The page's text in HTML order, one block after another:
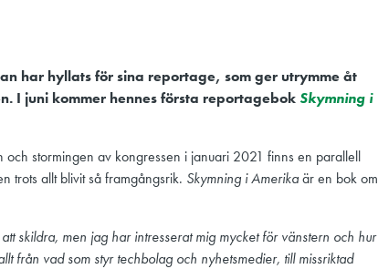
har hyllats för sina reportage, som ger utrymme åt
I juni kommer hennes första reportagebok Skymning i
och stormingen av kongressen i januari 2021 finns en parallell
trots allt blivit så framgångsrik. Skymning i Amerikaär en bok om
skildra, men jag har intresserat mig mycket för vänstern och hur
från vad som styr techbolag och nyhetsmedier, till missriktad